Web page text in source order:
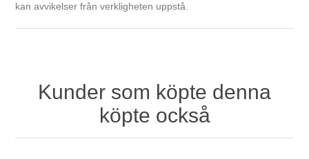
kan avvikelser från verkligheten uppstå.
Kunder som köpte denna
köpte också